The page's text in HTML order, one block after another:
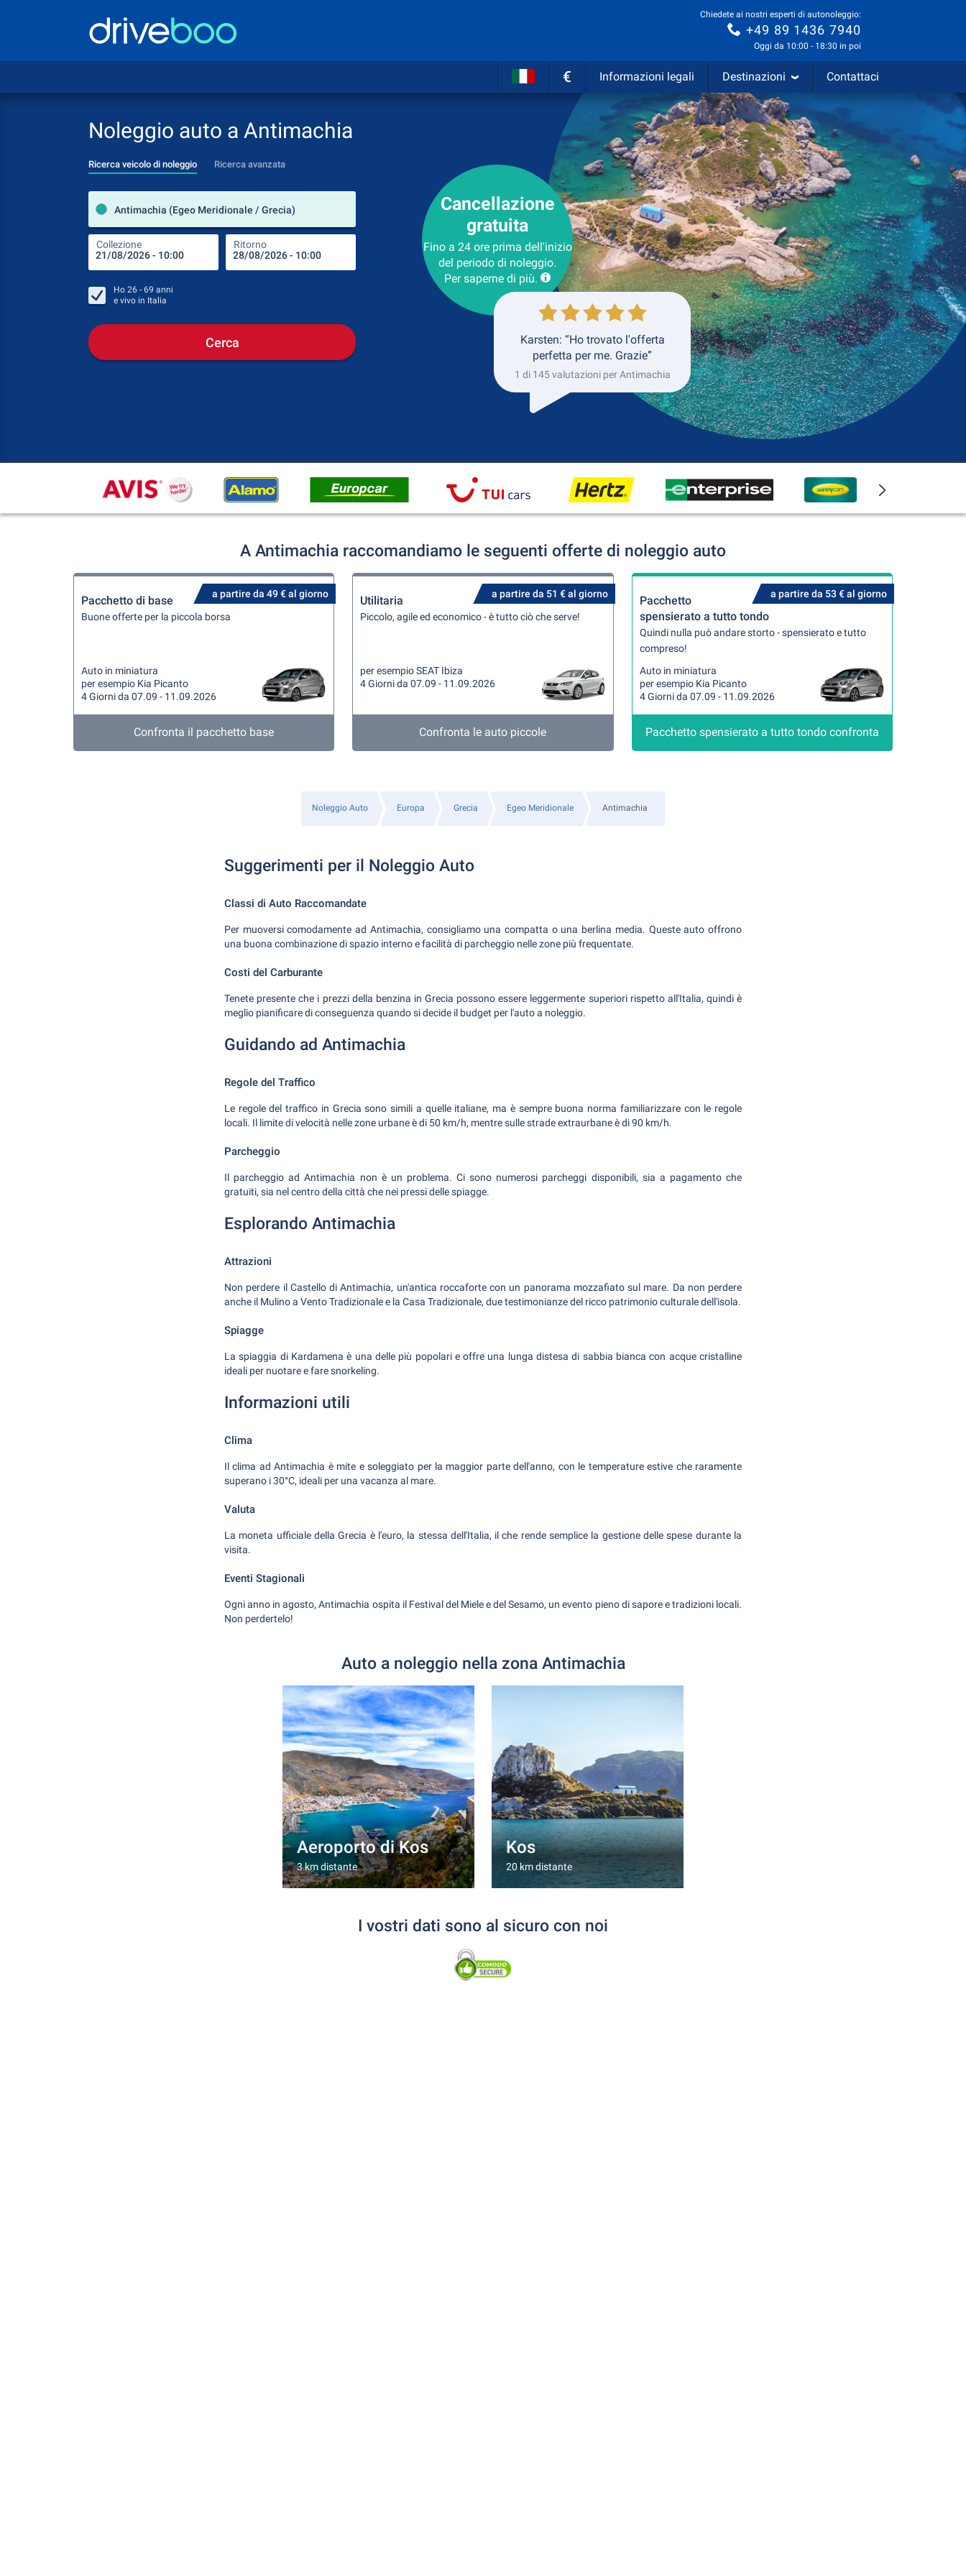
Chiedete ai nostri esperti di autonoleggio:
+49 89 1436 7940
Oggi da 10:00 - 18:30 in poi
€ Informazioni legali Destinazioni Contattaci
Noleggio auto a Antimachia
Ricerca veicolo di noleggio Ricerca avanzata
Antimachia (Egeo Meridionale / Grecia)
Collezione Ritorno
Luogo del noleggio
Luogo di ritorno
Ritorno
Ho 26 - 69 anni
e vivo in Italia
Cerca
Cancellazione
gratuita
Fino a 24 ore prima dell'inizio
del periodo di noleggio.
Per saperne di più.
Karsten: “Ho trovato l'offerta
perfetta per me. Grazie”
1 di 145 valutazioni per Antimachia
A Antimachia raccomandiamo le seguenti offerte di noleggio auto
a partire da 49 € al giorno
Pacchetto di base
Buone offerte per la piccola borsa
Auto in miniatura
per esempio Kia Picanto
4 Giorni da 07.09 - 11.09.2026
Confronta il pacchetto base
a partire da 51 € al giorno
Utilitaria
Piccolo, agile ed economico - è tutto ciò che serve!
per esempio SEAT Ibiza
4 Giorni da 07.09 - 11.09.2026
Confronta le auto piccole
a partire da 53 € al giorno
Pacchetto
spensierato a tutto tondo
Quindi nulla può andare storto - spensierato e tutto
compreso!
Auto in miniatura
per esempio Kia Picanto
4 Giorni da 07.09 - 11.09.2026
Pacchetto spensierato a tutto tondo confronta
Noleggio Auto Europa Grecia Egeo Meridionale Antimachia
Suggerimenti per il Noleggio Auto
Classi di Auto Raccomandate
Per muoversi comodamente ad Antimachia, consigliamo una compatta o una berlina media. Queste auto offrono
una buona combinazione di spazio interno e facilità di parcheggio nelle zone più frequentate.
Costi del Carburante
Tenete presente che i prezzi della benzina in Grecia possono essere leggermente superiori rispetto all'Italia, quindi è
meglio pianificare di conseguenza quando si decide il budget per l'auto a noleggio.
Guidando ad Antimachia
Regole del Traffico
Le regole del traffico in Grecia sono simili a quelle italiane, ma è sempre buona norma familiarizzare con le regole
locali. Il limite di velocità nelle zone urbane è di 50 km/h, mentre sulle strade extraurbane è di 90 km/h.
Parcheggio
Il parcheggio ad Antimachia non è un problema. Ci sono numerosi parcheggi disponibili, sia a pagamento che
gratuiti, sia nel centro della città che nei pressi delle spiagge.
Esplorando Antimachia
Attrazioni
Non perdere il Castello di Antimachia, un'antica roccaforte con un panorama mozzafiato sul mare. Da non perdere
anche il Mulino a Vento Tradizionale e la Casa Tradizionale, due testimonianze del ricco patrimonio culturale dell'isola.
Spiagge
La spiaggia di Kardamena è una delle più popolari e offre una lunga distesa di sabbia bianca con acque cristalline
ideali per nuotare e fare snorkeling.
Informazioni utili
Clima
Il clima ad Antimachia è mite e soleggiato per la maggior parte dell'anno, con le temperature estive che raramente
superano i 30°C, ideali per una vacanza al mare.
Valuta
La moneta ufficiale della Grecia è l'euro, la stessa dell'Italia, il che rende semplice la gestione delle spese durante la
visita.
Eventi Stagionali
Ogni anno in agosto, Antimachia ospita il Festival del Miele e del Sesamo, un evento pieno di sapore e tradizioni locali.
Non perdertelo!
Auto a noleggio nella zona Antimachia
Aeroporto di Kos
3 km distante
Kos
20 km distante
I vostri dati sono al sicuro con noi